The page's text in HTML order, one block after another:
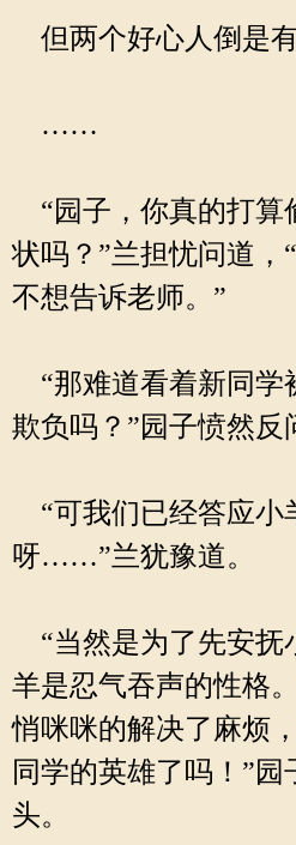
但两个好心人倒是有
……
“园子，你真的打算
状吗？”兰担忧问道，
不想告诉老师。”
“那难道看着新同学
欺负吗？”园子愤然反
“可我们已经答应小
呀……”兰犹豫道。
“当然是为了先安抚
羊是忍气吞声的性格
悄咪咪的解决了麻烦
同学的英雄了吗！”
头。